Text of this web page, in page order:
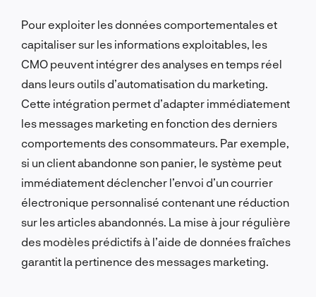
Pour exploiter les données comportementales et
capitaliser sur les informations exploitables, les
CMO peuvent intégrer des analyses en temps réel
dans leurs outils d’automatisation du marketing.
Cette intégration permet d’adapter immédiatement
les messages marketing en fonction des derniers
comportements des consommateurs. Par exemple,
si un client abandonne son panier, le système peut
immédiatement déclencher l’envoi d’un courrier
électronique personnalisé contenant une réduction
sur les articles abandonnés. La mise à jour régulière
des modèles prédictifs à l’aide de données fraîches
garantit la pertinence des messages marketing.